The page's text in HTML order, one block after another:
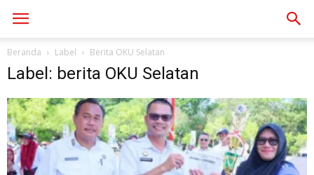
Beranda Label Berita OKU Selatan
Label: berita OKU Selatan